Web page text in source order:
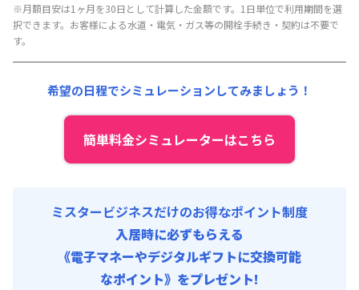
初期費用
契約事務手数料 : 3,000円/回 (税抜)
光熱費他 : 21,000円/月 (700円/日) (税抜)
清掃料他 :
その他費用 :
初期費用
契約事務手数料 : 3,000円/回 (税抜)
※月額目安は1ヶ月を30日として計算した金額です。1日単位で利用期間を選
択できます。お客様による水道・電気・ガス等の開栓手続き・契約は不要で
す。
希望の日程でシミュレーションしてみましょう！
簡単料金シミュレーターはこちら
ミスタービジネスだけのお得なポイント制度
入居時に必ずもらえる
《電子マネーやデジタルギフトに交換可能
なポイント》をプレゼント!